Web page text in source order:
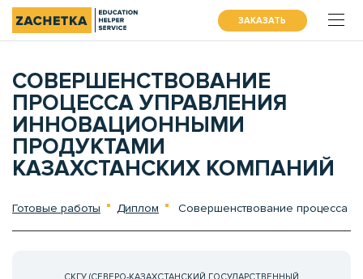
ЗАКАЗАТЬ
СОВЕРШЕНСТВОВАНИЕ
ПРОЦЕССА УПРАВЛЕНИЯ
ИННОВАЦИОННЫМИ
ПРОДУКТАМИ
КАЗАХСТАНСКИХ КОМПАНИЙ
Готовые работы Диплом Совершенствование процесса